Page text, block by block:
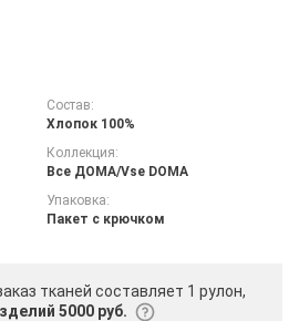
Состав:
Хлопок 100%
Коллекция:
Все ДOMA/Vse DOMA
Упаковка:
Пакет с крючком
тканей составляет 1 рулон,
5000 руб.